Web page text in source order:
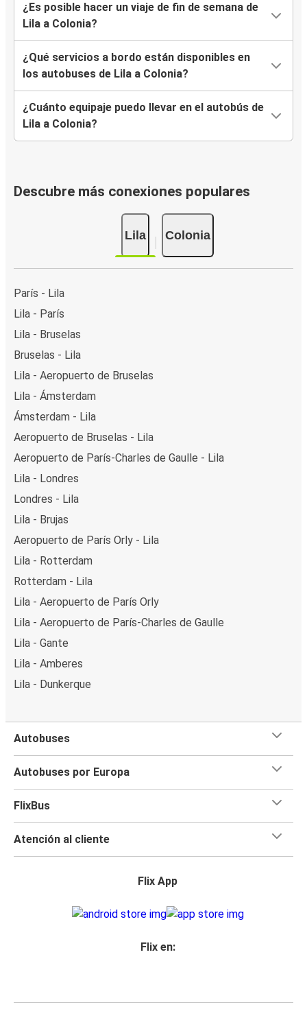
¿Es posible hacer un viaje de fin de semana de
Lila a Colonia?
¿Qué servicios a bordo están disponibles en
los autobuses de Lila a Colonia?
¿Cuánto equipaje puedo llevar en el autobús de
Lila a Colonia?
Descubre más conexiones populares
Lila Colonia
París - Lila
Lila - París
Lila - Bruselas
Bruselas - Lila
Lila - Aeropuerto de Bruselas
Lila - Ámsterdam
Ámsterdam - Lila
Aeropuerto de Bruselas - Lila
Aeropuerto de París-Charles de Gaulle - Lila
Lila - Londres
Londres - Lila
Lila - Brujas
Aeropuerto de París Orly - Lila
Lila - Rotterdam
Rotterdam - Lila
Lila - Aeropuerto de París Orly
Lila - Aeropuerto de París-Charles de Gaulle
Lila - Gante
Lila - Amberes
Lila - Dunkerque
Autobuses
Autobuses por Europa
FlixBus
Atención al cliente
Flix App
Flix en: